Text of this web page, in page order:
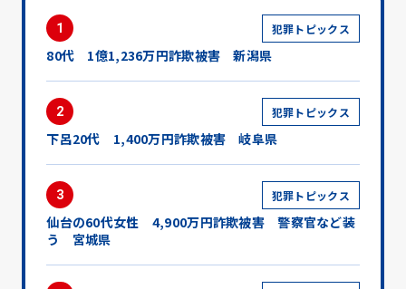
1 犯罪トピックス
80代 1億1,236万円詐欺被害 新潟県
2 犯罪トピックス
下呂20代 1,400万円詐欺被害 岐阜県
3 犯罪トピックス
仙台の60代女性 4,900万円詐欺被害 警察官など装
う 宮城県